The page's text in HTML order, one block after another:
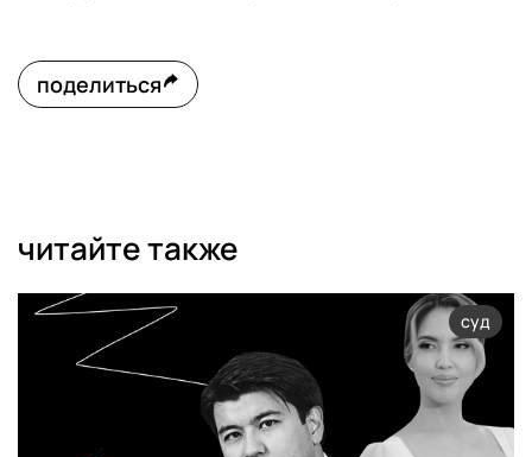
поделиться
читайте также
суд